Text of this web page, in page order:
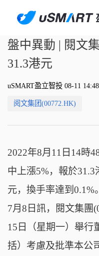
盤中異動 | 閱文
31.3港元
uSMART盈立智投 08-11 14:48
阅文集团(00772.HK)
2022年8月11日14時
中上漲5%，報於
元，換手率達到0.1%。
7月8日訊，閱文集團
15日（星期一）舉行
括）考慮及批準本公